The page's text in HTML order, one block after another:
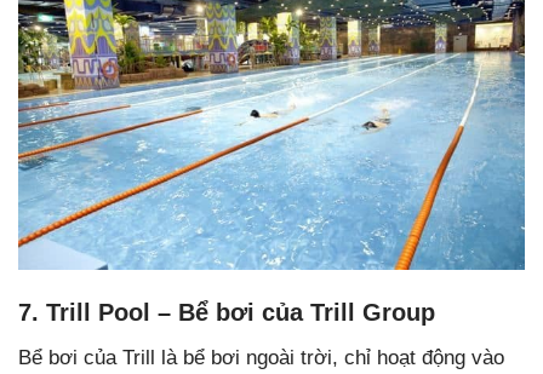
7. Trill Pool – Bể bơi của Trill Group
Bể bơi của Trill là bể bơi ngoài trời, chỉ hoạt động vào